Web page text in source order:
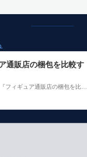
通販店の梱包を比較す
その1はこちら 『フィギュア通販店の梱包を比較する その1』その2はこちら(2024/03/23)カドカワストア、ヨドバシカメラを追加(2024/03/24)…